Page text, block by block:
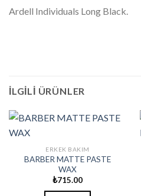
Ardell Individuals Long Black.
İLGILI ÜRÜNLER
ERKEK BAKIM
BARBER MATTE PASTE
WAX
₺715.00